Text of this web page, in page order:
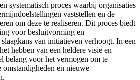
systematisch proces waarbij organisaties
vaststellen en de
om deze te realiseren. Dit proces biedt
voor besluitvorming en
van initiatieven verhoogt. In een
hebben van een heldere visie en
belang voor het vermogen om te
omstandigheden en nieuwe